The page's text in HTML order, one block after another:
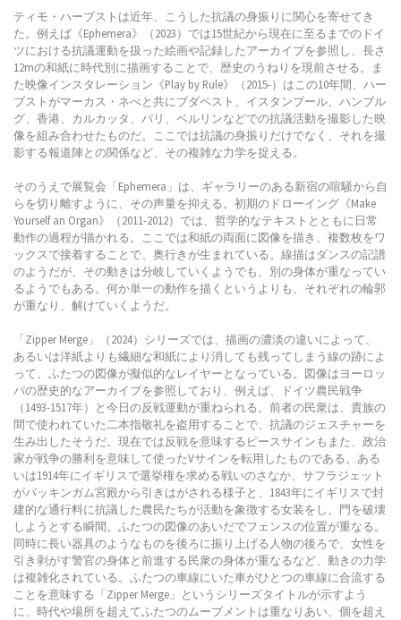
ティモ・ハーブストは近年、こうした抗議の身振りに関心を寄せてき
た。例えば《Ephemera》（2023）では15世紀から現在に至るまでのドイ
ツにおける抗議運動を扱った絵画や記録したアーカイブを参照し、長さ
12mの和紙に時代別に描画することで、歴史のうねりを現前させる。ま
た映像インスタレーション《Play by Rule》（2015-）はこの10年間、ハー
ブストがマーカス・ネべと共にブダペスト、イスタンブール、ハンブル
グ、香港、カルカッタ、パリ、ベルリンなどでの抗議活動を撮影した映
像を組み合わせたものだ。ここでは抗議の身振りだけでなく、それを撮
影する報道陣との関係など、その複雑な力学を捉える。
そのうえで展覧会「Ephemera」は、ギャラリーのある新宿の喧騒から自
らを切り離すように、その声量を抑える。初期のドローイング《Make
Yourself an Organ》（2011-2012）では、哲学的なテキストとともに日常
動作の過程が描かれる。ここでは和紙の両面に図像を描き、複数枚をワ
ックスで接着することで、奥行きが生まれている。線描はダンスの記譜
のようだが、その動きは分岐していくようでも、別の身体が重なってい
るようでもある。何か単一の動作を描くというよりも、それぞれの輪郭
が重なり、解けていくようだ。
「Zipper Merge」（2024）シリーズでは、描画の濃淡の違いによって、
あるいは洋紙よりも繊細な和紙により消しても残ってしまう線の跡によ
って、ふたつの図像が擬似的なレイヤーとなっている。図像はヨーロッ
パの歴史的なアーカイブを参照しており、例えば、ドイツ農民戦争
（1493-1517年）と今日の反戦運動が重ねられる。前者の民衆は、貴族の
間で使われていた二本指敬礼を盗用することで、抗議のジェスチャーを
生み出したそうだ。現在では反戦を意味するピースサインもまた、政治
家が戦争の勝利を意味して使ったVサインを転用したものである。ある
いは1914年にイギリスで選挙権を求める戦いのさなか、サフラジェット
がバッキンガム宮殿から引きはがされる様子と、1843年にイギリスで封
建的な通行料に抗議した農民たちが活動を象徴する女装をし、門を破壊
しようとする瞬間。ふたつの図像のあいだでフェンスの位置が重なる。
同時に長い器具のようなものを後ろに振り上げる人物の後ろで、女性を
引き剥がす警官の身体と前進する民衆の身体が重なるなど、動きの力学
は複雑化されている。ふたつの車線にいた車がひとつの車線に合流する
ことを意味する「Zipper Merge」というシリーズタイトルが示すよう
に、時代や場所を超えてふたつのムーブメントは重なりあい、個を超え